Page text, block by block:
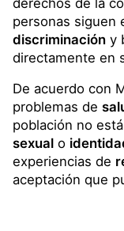
personas siguen
discriminación y
directamente en
De acuerdo con
problemas de
población no
sexual o
experiencias de
aceptación que